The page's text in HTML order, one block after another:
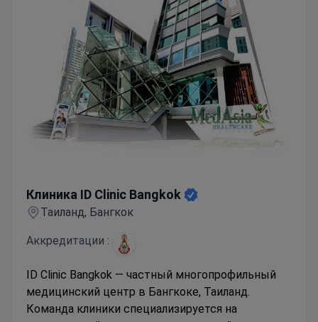
Клиника ID Clinic Bangkok
Таиланд, Бангкок
Аккредитации :
ID Clinic Bangkok — частный многопрофильный
медицинский центр в Бангкоке, Таиланд.
Команда клиники специализируется на